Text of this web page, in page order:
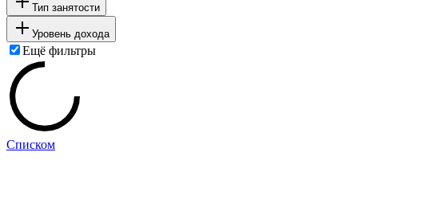
Тип занятости
Уровень дохода
Ещё фильтры
Списком